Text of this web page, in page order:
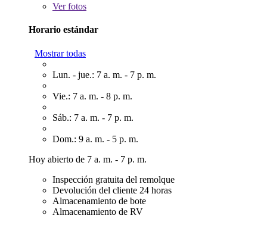
Verfotos
Horario estándar
Mostrar todas
Lun. - jue.: 7 a. m. - 7 p. m.
Vie.: 7 a. m. - 8 p. m.
Sáb.: 7 a. m. - 7 p. m.
Dom.: 9 a. m. - 5 p. m.
Hoy abierto de 7 a. m. - 7 p. m.
Inspección gratuita del remolque
Devolución del cliente 24 horas
Almacenamiento de bote
Almacenamiento de RV